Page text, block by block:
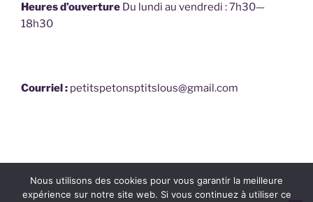
Heures d’ouverture Du lundi au vendredi : 7h30—
18h30
Courriel : petitspetonsptitslous@gmail.com
mail
Nous utilisons des cookies pour vous garantir la meilleure
expérience sur notre site web. Si vous continuez à utiliser ce